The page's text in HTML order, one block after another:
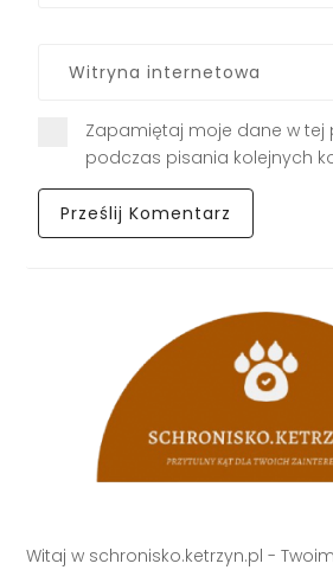
Zapamiętaj moje dane w tej
podczas pisania kolejnych
Witaj w schronisko.ketrzyn.pl -